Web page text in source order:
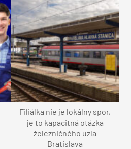
Filiálka nie je lokálny spor,
je to kapacitná otázka
železničného uzla
Bratislava